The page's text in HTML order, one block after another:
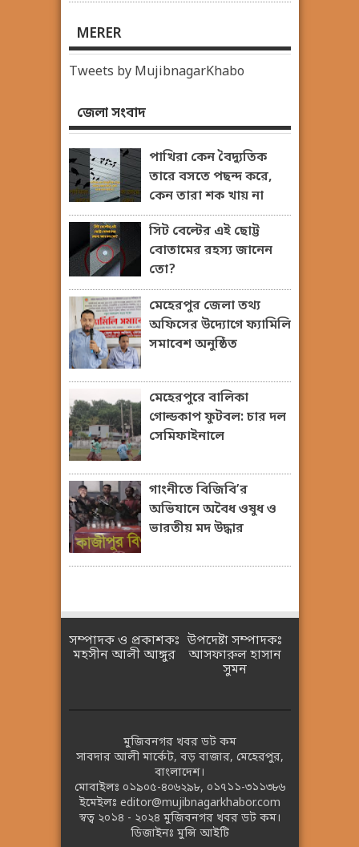
MERER
Tweets by MujibnagarKhabo
জেলা সংবাদ
পাখিরা কেন বৈদ্যুতিক
তারে বসতে পছন্দ করে,
কেন তারা শক খায় না
সিট বেল্টের এই ছোট্ট
বোতামের রহস্য জানেন
তো?
মেহেরপুর জেলা তথ্য
অফিসের উদ্যোগে ফ্যামিলি
সমাবেশ অনুষ্ঠিত
মেহেরপুরে বালিকা
গোল্ডকাপ ফুটবল: চার দল
সেমিফাইনালে
গাংনীতে বিজিবি’র
অভিযানে অবৈধ ওষুধ ও
ভারতীয় মদ উদ্ধার
সম্পাদক ও প্রকাশকঃ
মহসীন আলী আঙ্গুর
উপদেষ্টা সম্পাদকঃ
আসফারুল হাসান
সুমন
মুজিবনগর খবর ডট কম
সাবদার আলী মার্কেট, বড় বাজার, মেহেরপুর,
বাংলাদেশ।
মোবাইলঃ ০১৯০৫-৪০৬২৯৮, ০১৭১১-৩১১৩৮৬
ইমেইলঃ editor@mujibnagarkhabor.com
স্বত্ব ২০১৪ - ২০২৪ মুজিবনগর খবর ডট কম।
ডিজাইনঃ মুন্সি আইটি